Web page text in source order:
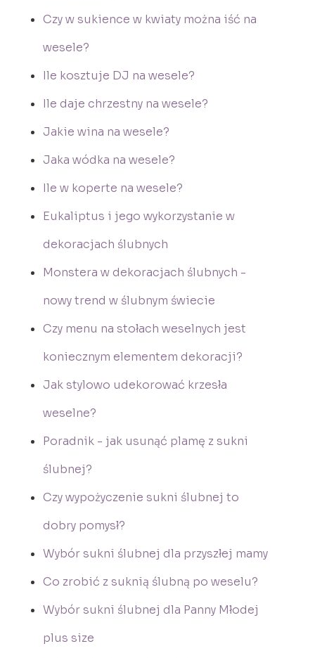
Czy w sukience w kwiaty można iść na
wesele?
Ile kosztuje DJ na wesele?
Ile daje chrzestny na wesele?
Jakie wina na wesele?
Jaka wódka na wesele?
Ile w koperte na wesele?
Eukaliptus i jego wykorzystanie w
dekoracjach ślubnych
Monstera w dekoracjach ślubnych -
nowy trend w ślubnym świecie
Czy menu na stołach weselnych jest
koniecznym elementem dekoracji?
Jak stylowo udekorować krzesła
weselne?
Poradnik - jak usunąć plamę z sukni
ślubnej?
Czy wypożyczenie sukni ślubnej to
dobry pomysł?
Wybór sukni ślubnej dla przyszłej mamy
Co zrobić z suknią ślubną po weselu?
Wybór sukni ślubnej dla Panny Młodej
plus size